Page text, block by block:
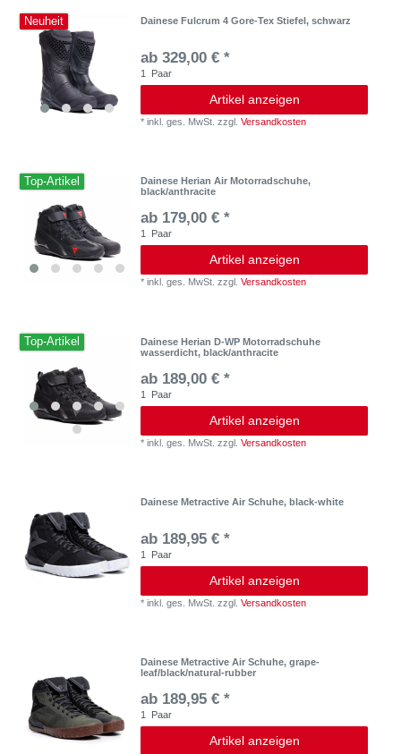
Neuheit Dainese Fulcrum 4 Gore-Tex Stiefel, schwarz
ab 329,00 € *
1 Paar
Artikel anzeigen
*inkl. ges. MwSt. zzgl.Versandkosten
Top-Artikel
Dainese Herian Air Motorradschuhe,
black/anthracite
ab 179,00 € *
1 Paar
Artikel anzeigen
*inkl. ges. MwSt. zzgl.Versandkosten
Top-Artikel
Dainese Herian D-WP Motorradschuhe
wasserdicht, black/anthracite
ab 189,00 € *
1 Paar
Artikel anzeigen
*inkl. ges. MwSt. zzgl.Versandkosten
Dainese Metractive Air Schuhe, black-white
ab 189,95 € *
1 Paar
Artikel anzeigen
*inkl. ges. MwSt. zzgl.Versandkosten
Dainese Metractive Air Schuhe, grape-
leaf/black/natural-rubber
ab 189,95 € *
1 Paar
Artikel anzeigen